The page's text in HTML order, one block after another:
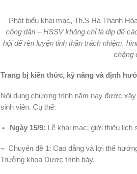
Phát biểu khai mạc, Th.S Hà Thanh
công dân – HSSV không chỉ là dịp để
hội để rèn luyện tinh thần trách nhiệm,
chặng
Trang bị kiến thức, kỹ năng và định
Nội dung chương trình năm nay được
sinh viên. Cụ thể:
Ngày 15/9: Lễ khai mạc; giới thiệu
– Chuyên đề 1: Cao đẳng và lợi thế
Trưởng khoa Dược trình bày.